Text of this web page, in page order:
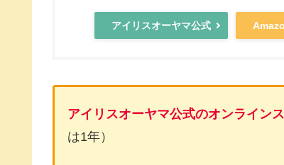
アイリスオーヤマ公式
アイリスオーヤマ公式のオンライン
は1年）